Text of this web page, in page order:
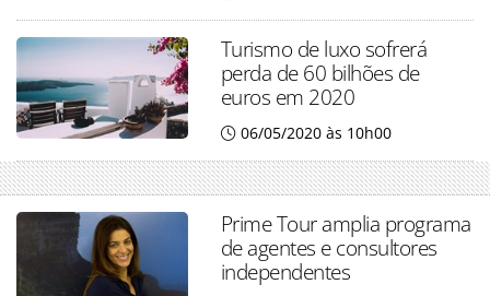
Turismo de luxo sofrerá
perda de 60 bilhões de
euros em 2020
06/05/2020 às 10h00
Prime Tour amplia programa
de agentes e consultores
independentes